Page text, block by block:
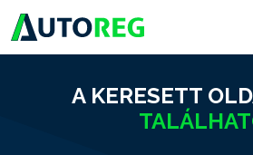
A KERESETT